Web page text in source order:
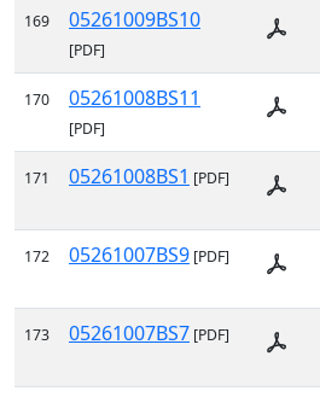
169 05261009BS10
[PDF]
170 05261008BS11
[PDF]
171 05261008BS1 [PDF]
172 05261007BS9 [PDF]
173 05261007BS7 [PDF]